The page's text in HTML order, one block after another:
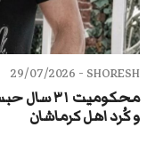
SHORESH -
29/07/2026
محکومیت
و کُرد اهل کرماشان